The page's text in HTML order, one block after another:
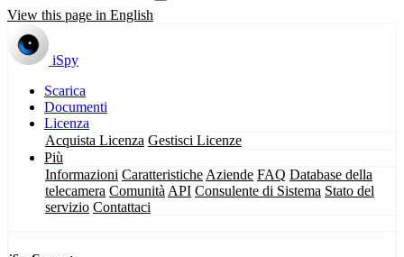
View this page in English
iSpy
Scarica
Documenti
Licenza
Acquista Licenza Gestisci Licenze
Più
Informazioni Caratteristiche Aziende FAQ Database della
telecamera Comunità API Consulente di Sistema Stato del
servizio Contattaci